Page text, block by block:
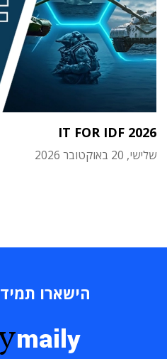
IT FOR IDF 2026
שלישי, 20 באוקטובר 2026
הישארו
maily